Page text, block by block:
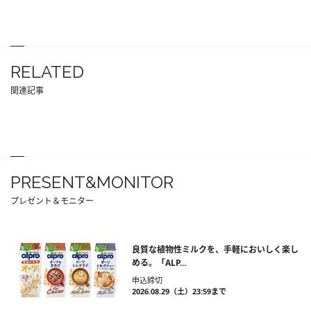
RELATED
関連記事
PRESENT&MONITOR
プレゼント＆モニター
良質な植物性ミルクを、手軽においしく楽し
める。「ALP...
申込締切
2026.08.29（土）23:59まで